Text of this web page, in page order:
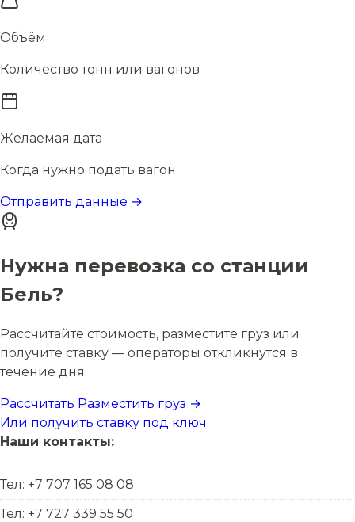
Объём
Количество тонн или вагонов
Желаемая дата
Когда нужно подать вагон
Отправить данные →
Нужна перевозка со станции
Бель?
Рассчитайте стоимость, разместите груз или
получите ставку — операторы откликнутся в
течение дня.
Рассчитать Разместить груз →
Или получить ставку под ключ
Наши контакты:
Тел: +7 707 165 08 08
Тел: +7 727 339 55 50